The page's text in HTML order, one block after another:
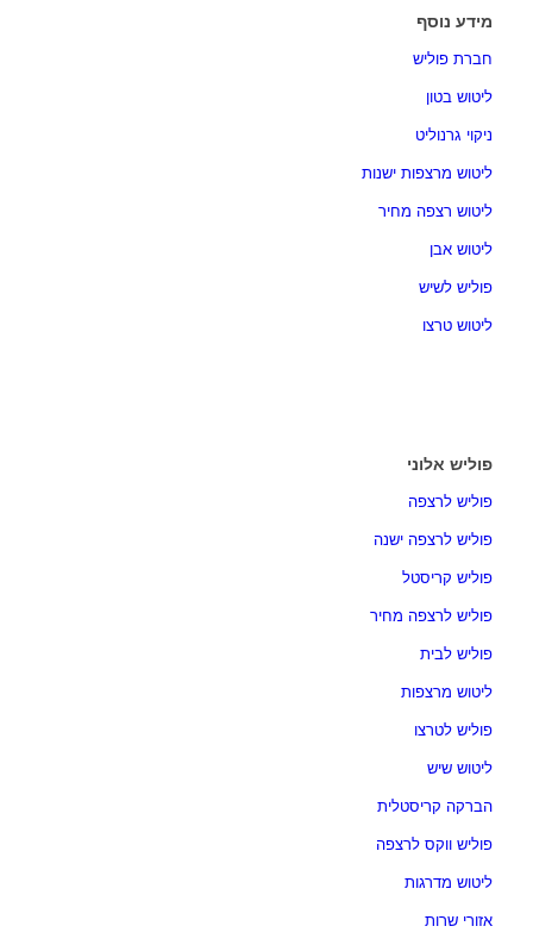
מידע נוסף
חברת פוליש
ליטוש בטון
ניקוי גרנוליט
ליטוש מרצפות ישנות
ליטוש רצפה מחיר
ליטוש אבן
פוליש לשיש
ליטוש טרצו
פוליש אלוני
פוליש לרצפה
פוליש לרצפה ישנה
פוליש קריסטל
פוליש לרצפה מחיר
פוליש לבית
ליטוש מרצפות
פוליש לטרצו
ליטוש שיש
הברקה קריסטלית
פוליש ווקס לרצפה
ליטוש מדרגות
אזורי שרות